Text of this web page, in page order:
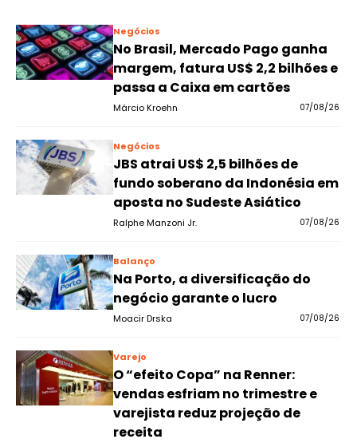
Negócios
No Brasil, Mercado Pago ganha
margem, fatura US$ 2,2 bilhões e
passa a Caixa em cartões
Márcio Kroehn 07/08/26
Negócios
JBS atrai US$ 2,5 bilhões de
fundo soberano da Indonésia em
aposta no Sudeste Asiático
Ralphe Manzoni Jr. 07/08/26
Balanço
Na Porto, a diversificação do
negócio garante o lucro
Moacir Drska 07/08/26
Varejo
O “efeito Copa” na Renner:
vendas esfriam no trimestre e
varejista reduz projeção de
receita